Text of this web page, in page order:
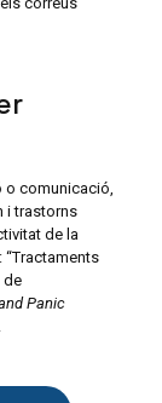
o comunicació,
i trastorns
de la
de
Panic